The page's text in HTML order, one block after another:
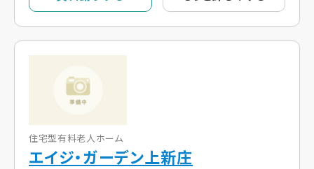
住宅型有料老人ホーム
エイジ・ガーデン上新庄